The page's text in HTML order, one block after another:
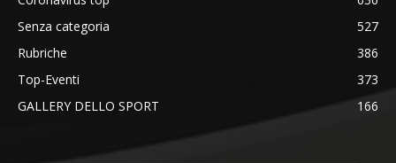
Senza categoria
527
Rubriche
386
Top-Eventi
373
GALLERY DELLO SPORT
166